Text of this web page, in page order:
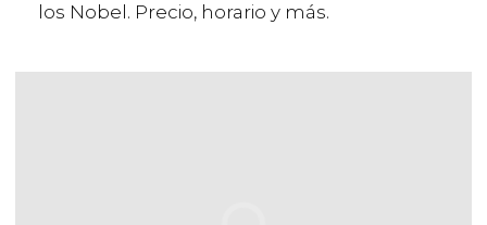
los Nobel. Precio, horario y más.